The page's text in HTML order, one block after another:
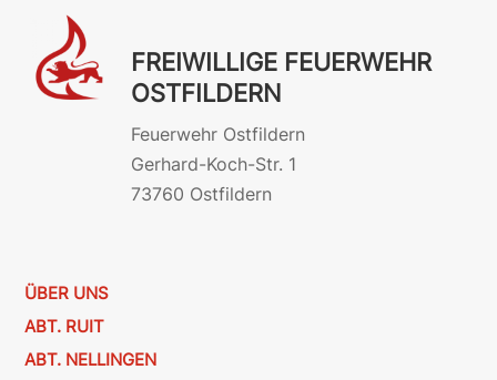
FREIWILLIGE FEUERWEHR
OSTFILDERN
Feuerwehr Ostfildern
Gerhard-Koch-Str. 1
73760 Ostfildern
ÜBER UNS
ABT. RUIT
ABT. NELLINGEN